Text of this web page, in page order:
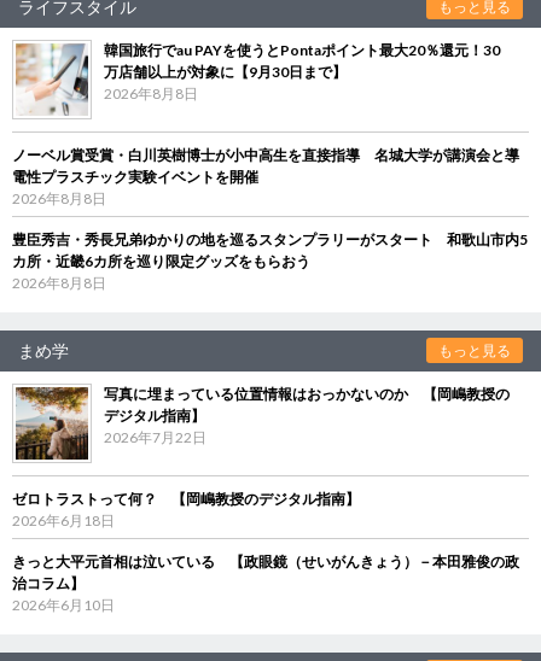
ライフスタイル もっと見る
韓国旅行でau PAYを使うとPontaポイント最大20％還元！30
万店舗以上が対象に【9月30日まで】
2026年8月8日
ノーベル賞受賞・白川英樹博士が小中高生を直接指導 名城大学が講演会と導
電性プラスチック実験イベントを開催
2026年8月8日
豊臣秀吉・秀長兄弟ゆかりの地を巡るスタンプラリーがスタート 和歌山市内5
カ所・近畿6カ所を巡り限定グッズをもらおう
2026年8月8日
まめ学 もっと見る
写真に埋まっている位置情報はおっかないのか 【岡嶋教授の
デジタル指南】
2026年7月22日
ゼロトラストって何？ 【岡嶋教授のデジタル指南】
2026年6月18日
きっと大平元首相は泣いている 【政眼鏡（せいがんきょう）－本田雅俊の政
治コラム】
2026年6月10日